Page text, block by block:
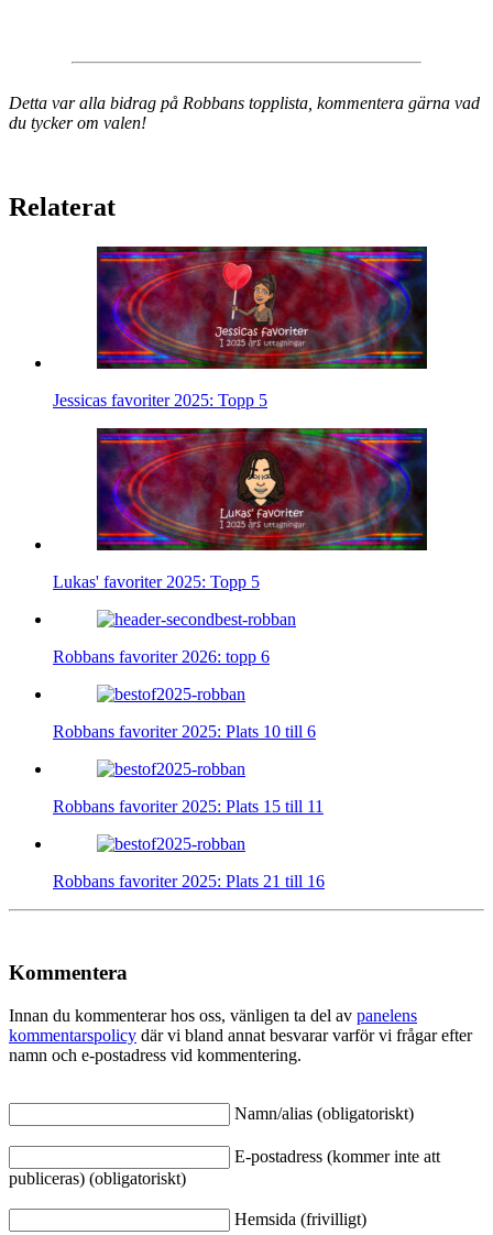
Detta var alla bidrag på Robbans topplista, kommentera gärna vad
du tycker om valen!
Relaterat
Jessicas favoriter 2025: Topp 5
Lukas' favoriter 2025: Topp 5
Robbans favoriter 2026: topp 6
Robbans favoriter 2025: Plats 10 till 6
Robbans favoriter 2025: Plats 15 till 11
Robbans favoriter 2025: Plats 21 till 16
Kommentera
Innan du kommenterar hos oss, vänligen ta del av panelens
kommentarspolicy där vi bland annat besvarar varför vi frågar efter
namn och e-postadress vid kommentering.
Namn/alias (obligatoriskt)
E-postadress (kommer inte att
publiceras) (obligatoriskt)
Hemsida (frivilligt)